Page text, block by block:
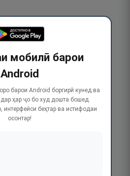
мобилӣ барои
Android
барои Android боргирӣ кунед ва
ҳар ҷо бо худ дошта бошед.
интерфейси беҳтар ва истифодаи
осонтар!